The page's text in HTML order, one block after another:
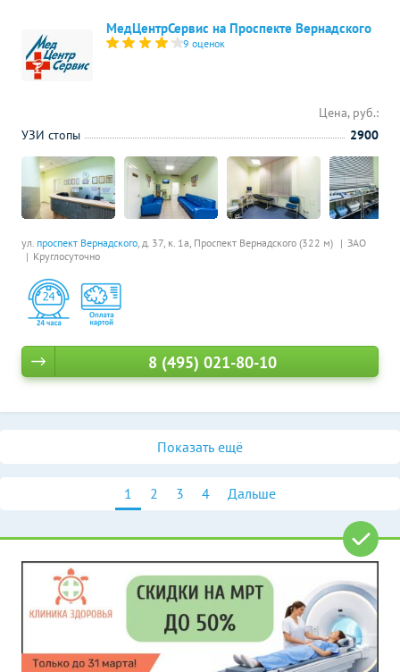
МедЦентрСервис на Проспекте Вернадского
9 оценок
ул. проспект Вернадского, д. 37, к. 1а, Проспект Вернадского (322 м)
ЗАО
Круглосуточно
Цена, руб.:
УЗИ стопы
2900
8 (495) 021-80-10
Показать ещё
1 2 3 4 Дальше